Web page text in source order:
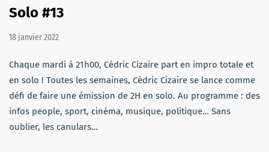
Solo #13
18 janvier 2022
Chaque mardi à 21h00, Cédric Cizaire part en impro totale et
en solo ! Toutes les semaines, Cédric Cizaire se lance comme
défi de faire une émission de 2H en solo. Au programme : des
infos people, sport, cinéma, musique, politique… Sans
oublier, les canulars…